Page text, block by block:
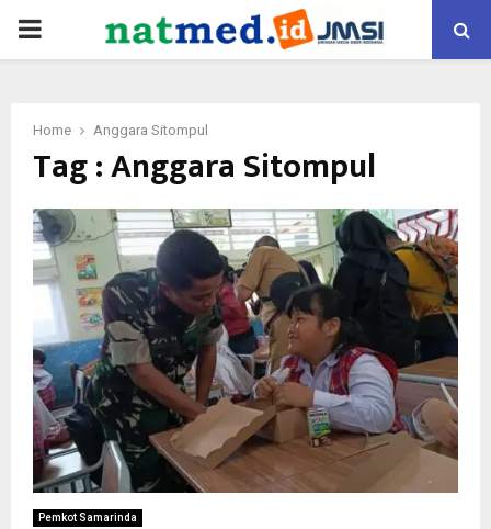
PRIMARY
Home Anggara Sitompul
Tag : Anggara Sitompul
Pemkot Samarinda